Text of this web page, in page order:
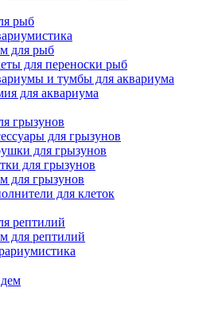
рыб
для рыб
для переноски рыб
и тумбы для аквариума
для аквариума
грызунов
для грызунов
для грызунов
для грызунов
для грызунов
для клеток
рептилий
для рептилий